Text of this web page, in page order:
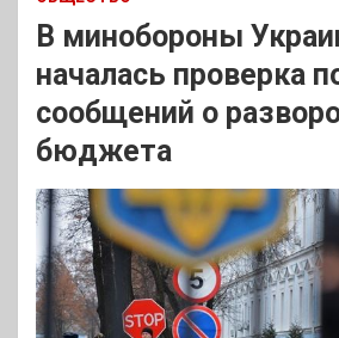
В минобороны
началась проверка
сообщений о
бюджета